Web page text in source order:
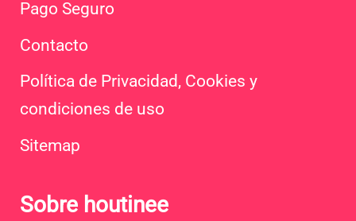
Pago Seguro
Contacto
Política de Privacidad, Cookies y
condiciones de uso
Sitemap
Sobre houtinee